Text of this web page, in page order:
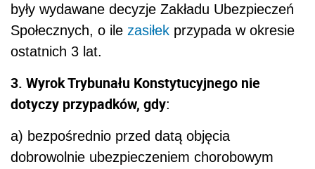
były wydawane decyzje Zakładu Ubezpieczeń
Społecznych, o ile zasiłek przypada w okresie
ostatnich 3 lat.
3. Wyrok Trybunału Konstytucyjnego nie
dotyczy przypadków, gdy:
a) bezpośrednio przed datą objęcia
dobrowolnie ubezpieczeniem chorobowym